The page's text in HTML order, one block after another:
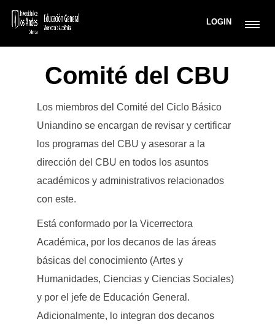
LOGIN
Comité del CBU
Los miembros del Comité del Ciclo Básico
Uniandino se encargan de revisar y certificar
los programas del CBU y asesorar a la
dirección del CBU en todos los asuntos
académicos y administrativos relacionados
con este.
Está conformado por la Vicerrectora
Académica, por los decanos de las áreas
básicas del conocimiento (Artes y
Humanidades, Ciencias y Ciencias Sociales)
y por el jefe de Educación General.
Adicionalmente, lo integran dos decanos